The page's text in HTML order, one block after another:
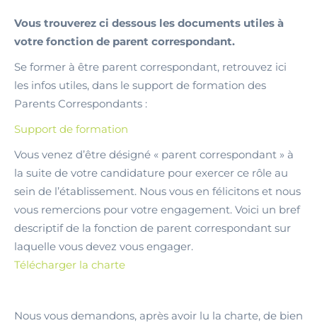
Vous trouverez ci dessous les documents utiles à
votre fonction de parent correspondant.
Se former à être parent correspondant, retrouvez ici
les infos utiles, dans le support de formation des
Parents Correspondants :
Support de formation
Vous venez d’être désigné « parent correspondant » à
la suite de votre candidature pour exercer ce rôle au
sein de l’établissement. Nous vous en félicitons et nous
vous remercions pour votre engagement. Voici un bref
descriptif de la fonction de parent correspondant sur
laquelle vous devez vous engager.
Télécharger la charte
Nous vous demandons, après avoir lu la charte, de bien